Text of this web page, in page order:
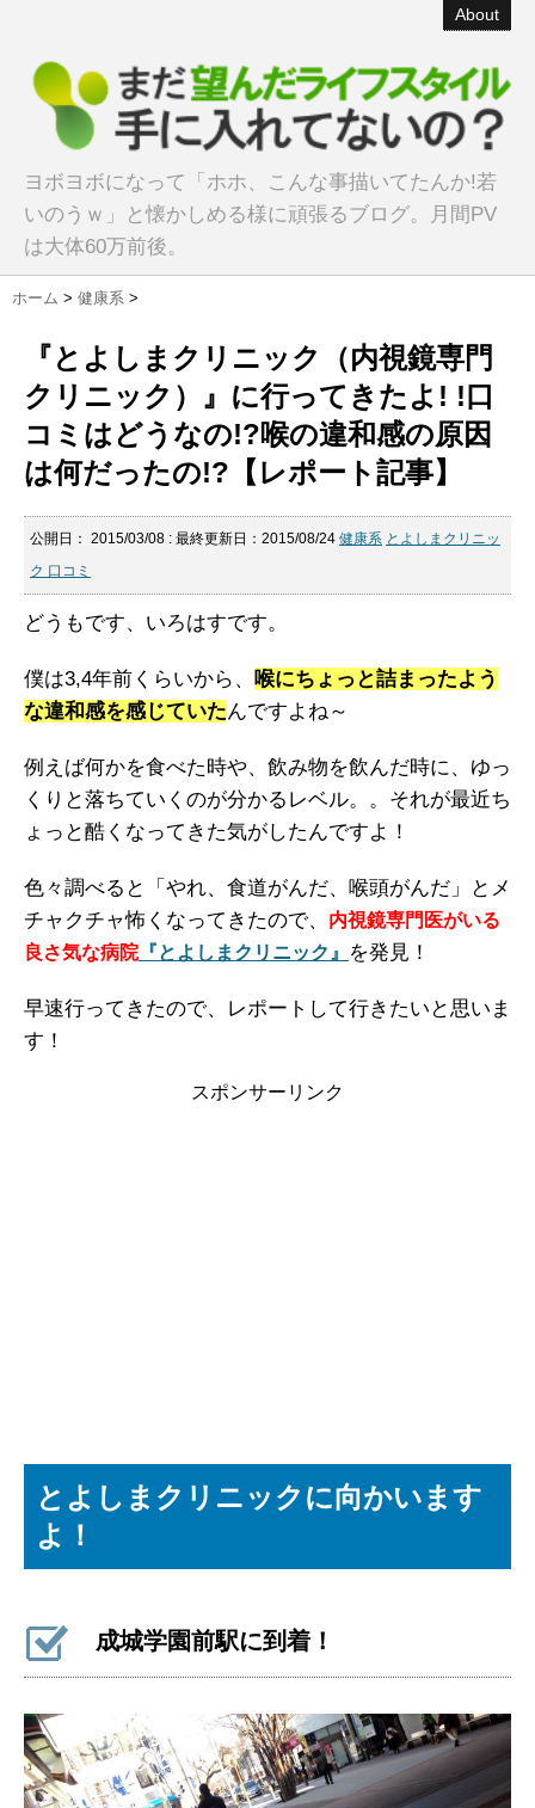
About
ヨボヨボになって「ホホ、こんな事描いてたんか!若
いのうｗ」と懐かしめる様に頑張るブログ。月間PV
は大体60万前後。
ホーム > 健康系 >
『とよしまクリニック（内視鏡専門
クリニック）』に行ってきたよ! !口
コミはどうなの!?喉の違和感の原因
は何だったの!?【レポート記事】
公開日： 2015/03/08 : 最終更新日：2015/08/24 健康系 とよしまクリニッ
ク 口コミ
どうもです、いろはすです。
僕は3,4年前くらいから、 喉にちょっと詰まったよう
な違和感を感じていたんですよね～
例えば何かを食べた時や、飲み物を飲んだ時に、ゆっ
くりと落ちていくのが分かるレベル。。それが最近ち
ょっと酷くなってきた気がしたんですよ！
色々調べると「やれ、食道がんだ、喉頭がんだ」とメ
チャクチャ怖くなってきたので、
内視鏡専門医がいる
良さ気な病院『とよしまクリニック』 を発見！
早速行ってきたので、レポートして行きたいと思いま
す！
スポンサーリンク
とよしまクリニックに向かいます
よ！
成城学園前駅に到着！